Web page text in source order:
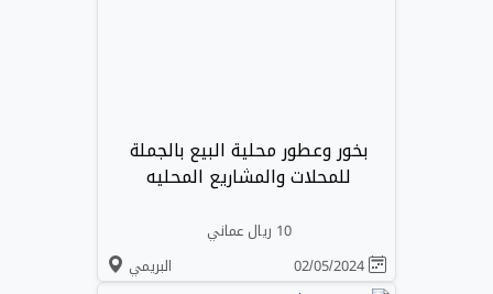
بخور وعطور محلية البيع بالجملة
للمحلات والمشاريع المحليه
10 ريال عماني
البريمي